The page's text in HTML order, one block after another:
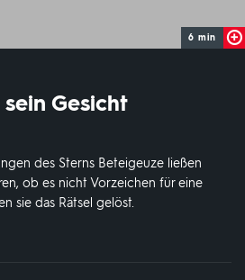
6 min
Gesicht
des Sterns Beteigeuze ließen
ob es nicht Vorzeichen für eine
sie das Rätsel gelöst.